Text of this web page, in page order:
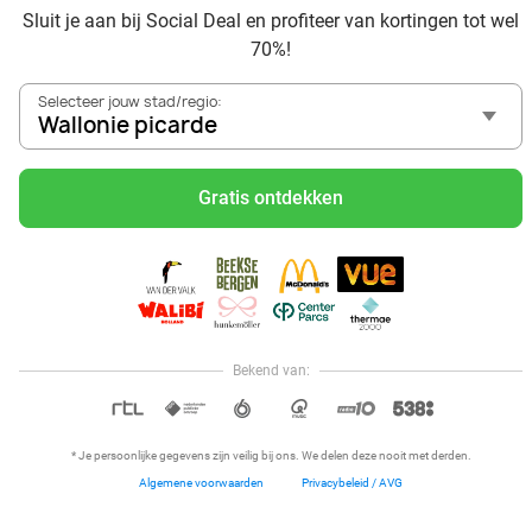
Sluit je aan bij Social Deal en profiteer van kortingen tot wel
70%!
Selecteer jouw stad/regio:
Wallonie picarde
Gratis ontdekken
Bekend van:
* Je persoonlijke gegevens zijn veilig bij ons. We delen deze nooit met derden.
Algemene voorwaarden Privacybeleid / AVG
inspiratie uit onze blogs
Mangez des sushis à Wallonie picarde
Mangez à volonté à Wallonie picarde
Center Parcs Les Ardennes
Spelen met korting bij Pretland via Social Deal
Hoi, onze klantenservice is open,
dus als je een vraag hebt helpen